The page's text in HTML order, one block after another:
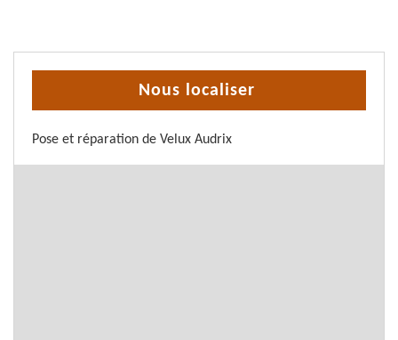
Nous localiser
Pose et réparation de Velux Audrix